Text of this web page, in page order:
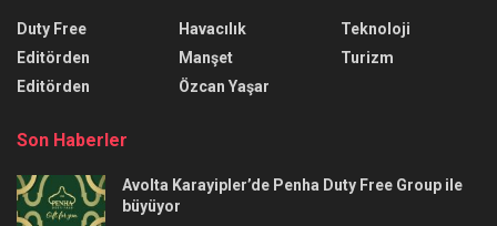
Duty Free
Editörden
Editörden
Havacılık
Manşet
Özcan Yaşar
Teknoloji
Turizm
Son Haberler
Avolta Karayipler’de Penha Duty Free Group ile
büyüyor